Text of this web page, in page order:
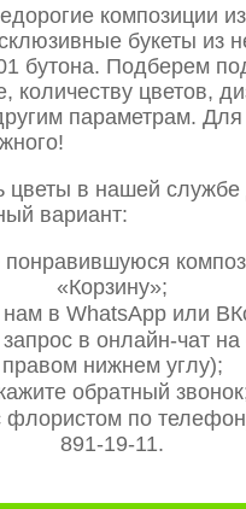
композиции
букеты из
бутона. Подберем
количеству цветов,
параметрам. Для
цветы в нашей службе
вариант:
понравившуюся
«Корзину»;
в WhatsApp или
в онлайн-чат на
правом нижнем углу);
обратный
флористом по
891-19-11.